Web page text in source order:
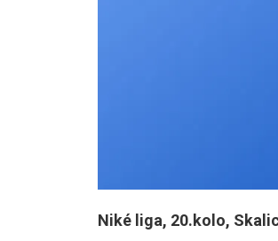
Niké liga, 20.kolo,